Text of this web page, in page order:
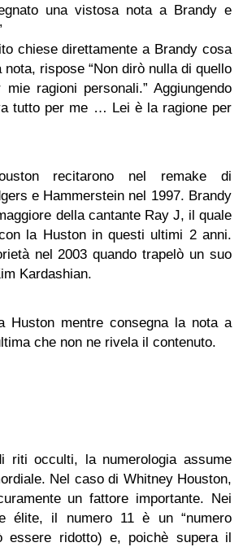
una vistosa nota a Brandy e
chiese direttamente a Brandy cosa
rispose “Non dirò nulla di quello
ragioni personali.” Aggiungendo
tutto per me … Lei è la ragione per
recitarono nel remake di
e Hammerstein nel 1997. Brandy
della cantante Ray J, il quale
la Huston in questi ultimi 2 anni.
nel 2003 quando trapelò un suo
Kardashian.
Huston mentre consegna la nota a
che non ne rivela il contenuto.
riti occulti, la numerologia assume
Nel caso di Whitney Houston,
un fattore importante. Nei
élite, il numero 11 è un “numero
essere ridotto) e, poichè supera il